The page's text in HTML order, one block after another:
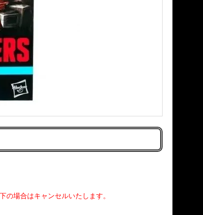
場合はキャンセルいたします。